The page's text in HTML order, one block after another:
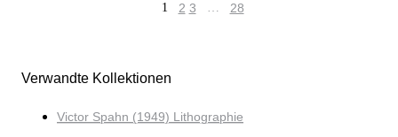
1 2 3 … 28
Verwandte Kollektionen
Victor Spahn (1949) Lithographie